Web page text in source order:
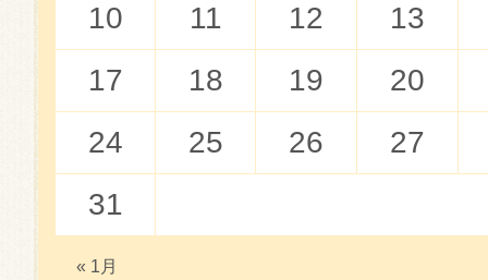
10
11 12
13
17
18 19
20
24
25 26
27
31
« 1月